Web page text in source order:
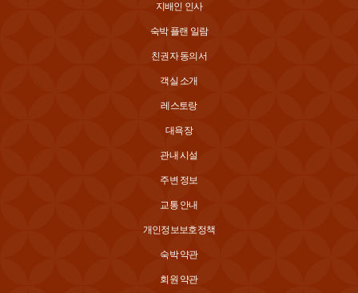
지배인 인사
숙박 플랜 일람
친권자 동의서
객실 소개
레스토랑
대욕장
관내 시설
주변 정보
교통 안내
개인정보보호정책
숙박 약관
회원 약관